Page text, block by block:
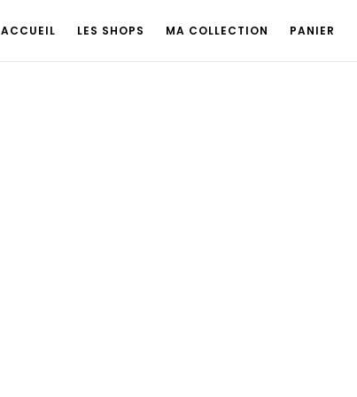
ACCUEIL LES SHOPS MA COLLECTION PANIER